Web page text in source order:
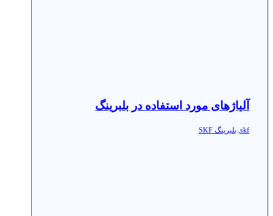
آلیاژهای مورد استفاده در بلبرینگ
skf
, بلبرینگ SKF